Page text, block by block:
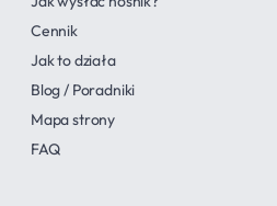
Cennik
Jak to działa
Blog / Poradniki
Mapa strony
FAQ